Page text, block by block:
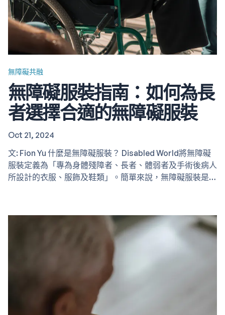
無障礙共融
無障礙服裝指南：如何為長
者選擇合適的無障礙服裝
Oct 21, 2024
文: Fion Yu 什麼是無障礙服裝？ Disabled World將無障礙
服裝定義為「專為身體殘障者、長者、體弱者及手術後病人
所設計的衣服、服飾及鞋類」。簡單來說，無障礙服裝是針
適性與尊嚴。 對於長者而言，無障礙服裝的適應性功能可
簡化穿衣程序。讓長者能夠獨立穿衣，改善舒適度，並提高
醫療護理的便利性，包括個人衛生、傷口清潔和醫療檢查。
輕因照顧長期臥床、無法站立、抬手或輕鬆彎腰的長者穿衣